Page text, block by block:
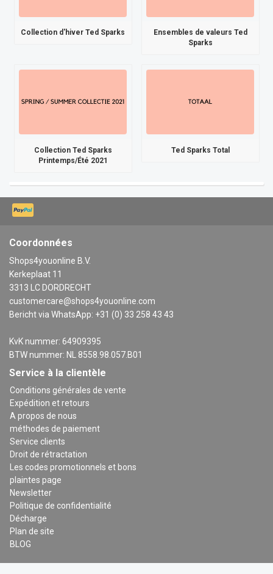
Collection d'hiver Ted Sparks
Ensembles de valeurs Ted
Sparks
Collection Ted Sparks
Printemps/Été 2021
Ted Sparks Total
Coordonnées
Shops4youonline B.V.
Kerkeplaat 11
3313 LC DORDRECHT
customercare@shops4youonline.com
Bericht via WhatsApp: +31 (0) 33 258 43 43
KvK nummer: 64909395
BTW nummer: NL 8558.98.057.B01
Service à la clientèle
Conditions générales de vente
Expédition et retours
A propos de nous
méthodes de paiement
Service clients
Droit de rétractation
Les codes promotionnels et bons
plaintes page
Newsletter
Politique de confidentialité
Décharge
Plan de site
BLOG